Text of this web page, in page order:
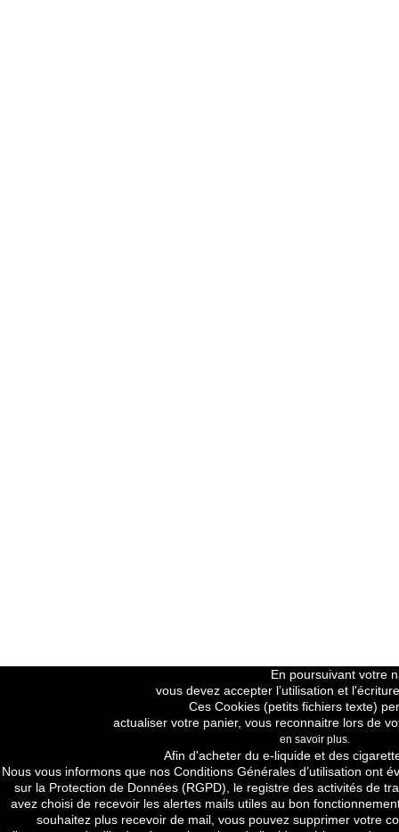
En poursuivant votre
vous devez accepter l’utilisation et
Ces Cookies (petits fichiers texte)
actualiser votre panier, vous reconnaitre lors de
en savoir plus.
Afin d'acheter du e-liquide et des
Nous vous informons que nos Conditions Générales d’utilisation ont
sur la Protection de Données (RGPD), le registre des activités de
avez choisi de recevoir les alertes mails utiles au bon
souhaitez plus recevoir de mail, vous pouvez supprimer votre